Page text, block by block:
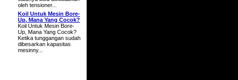
oleh tensioner...
Koil Untuk Mesin Bore-
Up, Mana Yang Cocok?
Koil Untuk Mesin Bore-
Up, Mana Yang Cocok?
Ketika tunggangan sudah
dibesarkan kapasitas
mesinny...